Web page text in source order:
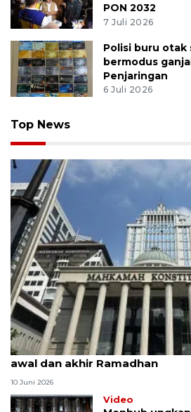
PON 2032
7 Juli 2026
Polisi buru
bermodus
Penjaringan
6 Juli 2026
Top News
MK uji materi UU Peradilan
awal dan akhir Ramadhan
10 Juni 2026
Video